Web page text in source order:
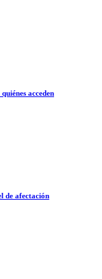
acceden
de afectación